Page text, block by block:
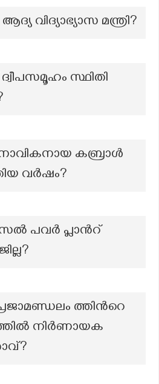
വിദ്യാഭ്യാസ മന്ത്രി?
സ്ഥിതി
കബ്രാൾ
വർഷം?
പവർ പ്ലാൻറ്
ത്തിൻറെ
നിർണായക